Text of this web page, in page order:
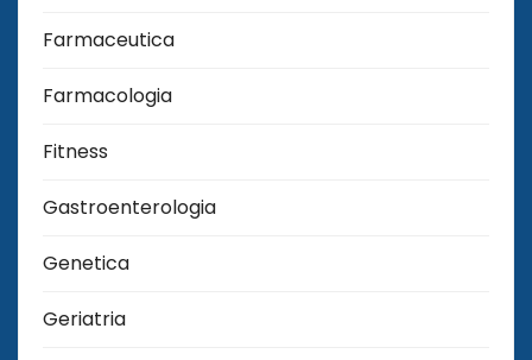
Farmaceutica
Farmacologia
Fitness
Gastroenterologia
Genetica
Geriatria